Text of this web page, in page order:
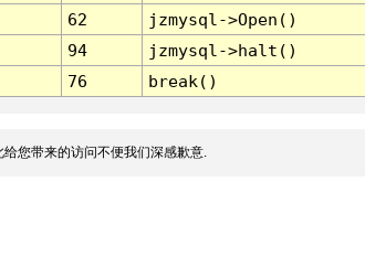
62
jzmysql->Open()
94
jzmysql->halt()
76 break()
您带来的访问不便我们深感歉意.